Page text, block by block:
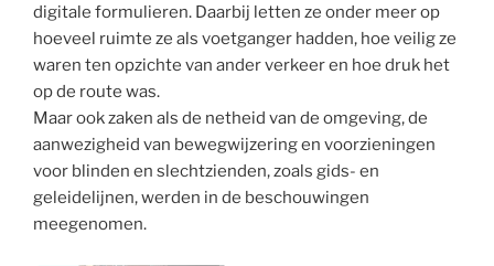
digitale formulieren. Daarbij letten ze onder meer op
hoeveel ruimte ze als voetganger hadden, hoe veilig ze
waren ten opzichte van ander verkeer en hoe druk het
op de route was.
Maar ook zaken als de netheid van de omgeving, de
aanwezigheid van bewegwijzering en voorzieningen
voor blinden en slechtzienden, zoals gids- en
geleidelijnen, werden in de beschouwingen
meegenomen.